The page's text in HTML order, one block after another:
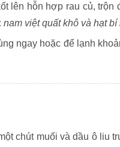
lên hỗn hợp rau củ, trộn
nam việt quất khô và hạt bí
ngay hoặc để lạnh
chút muối và dầu ô liu